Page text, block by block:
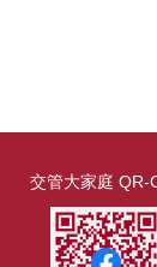
交管大家庭 QR-